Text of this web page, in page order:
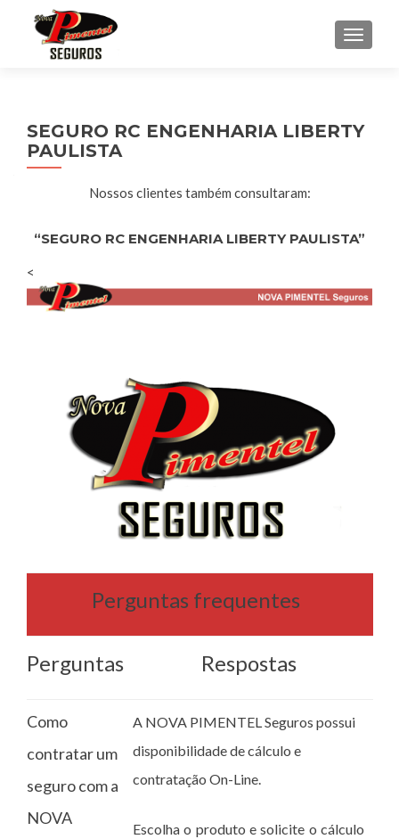
SEGURO RC ENGENHARIA LIBERTY
PAULISTA
Nossos clientes também consultaram:
“SEGURO RC ENGENHARIA LIBERTY PAULISTA”
<
Perguntas frequentes
Perguntas Respostas
Como
contratar um
seguro com a
NOVA
A NOVA PIMENTEL Seguros possui
disponibilidade de cálculo e
contratação On-Line.
Escolha o produto e solicite o cálculo